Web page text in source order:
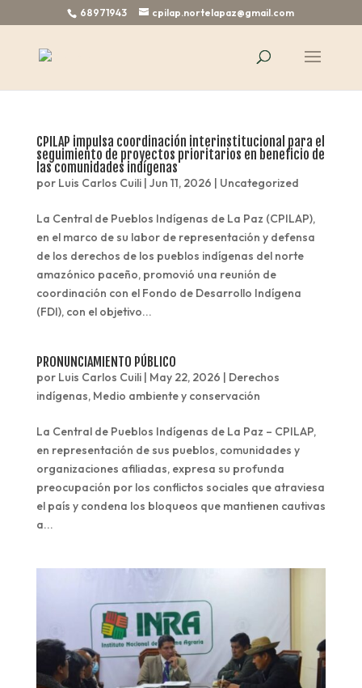
68971943 cpilap.nortelapaz@gmail.com
CPILAP impulsa coordinación interinstitucional para el
seguimiento de proyectos prioritarios en beneficio de
las comunidades indígenas
por Luis Carlos Cuili| Jun 11, 2026 | Uncategorized
La Central de Pueblos Indígenas de La Paz (CPILAP),
en el marco de su labor de representación y defensa
de los derechos de los pueblos indígenas del norte
amazónico paceño, promovió una reunión de
coordinación con el Fondo de Desarrollo Indígena
(FDI), con el objetivo...
PRONUNCIAMIENTO PÚBLICO
por Luis Carlos Cuili| May 22, 2026 | Derechos
indígenas, Medio ambiente y conservación
La Central de Pueblos Indígenas de La Paz – CPILAP,
en representación de sus pueblos, comunidades y
organizaciones afiliadas, expresa su profunda
preocupación por los conflictos sociales que atraviesa
el país y condena los bloqueos que mantienen cautivas
a...